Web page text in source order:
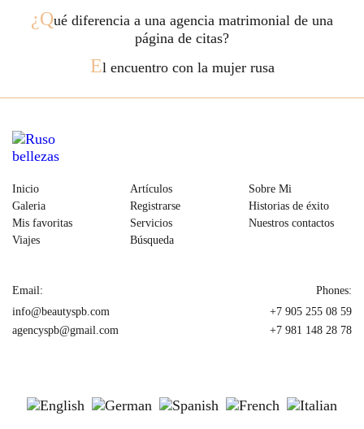
¿Qué diferencia a una agencia matrimonial de una
página de citas?
El encuentro con la mujer rusa
Inicio
Galeria
Mis favoritas
Viajes
Artículos
Registrarse
Servicios
Búsqueda
Sobre Mi
Historias de éxito
Nuestros contactos
Email:
info@beautyspb.com
agencyspb@gmail.com
Phones:
+7 905 255 08 59
+7 981 148 28 78